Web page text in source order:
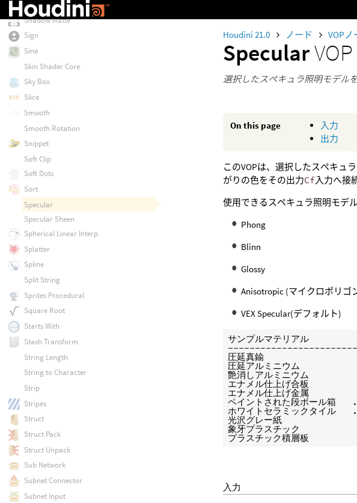
Houdini 21.0 ノード VOPノ
Specular
選択したスペキュラ照明モデル
On this page
入力
出力
このVOPは、選択したスペキュ
がりの色をその出力Cf入力へ接
使用できるスペキュラ照明モデ
Phong
Blinn
Glossy
Anisotropic (マイクロポリゴ
VEX Specular(デフォルト)
サンプルマテリアル
圧延真鍮
圧延アルミニウム
艶消しアルミニウム
エナメル仕上げ合板
エナメル仕上げ金属
ペイントされた段ボー
ホワイトセラミックタ
光沢グレー紙
象牙プラスチック
プラスチック積層板
入力
Shadow Map
Shadow Matte
Sign
Sine
Skin Shader Core
Sky Box
Slice
Smooth
Smooth Rotation
Snippet
Soft Clip
Soft Dots
Sort
Specular
Specular Sheen
Spherical Linear Interp
Splatter
Spline
Split String
Sprites Procedural
Square Root
Starts With
Stash Transform
String Length
String to Character
Strip
Stripes
Struct
Struct Pack
Struct Unpack
Sub Network
Subnet Connector
Subnet Input